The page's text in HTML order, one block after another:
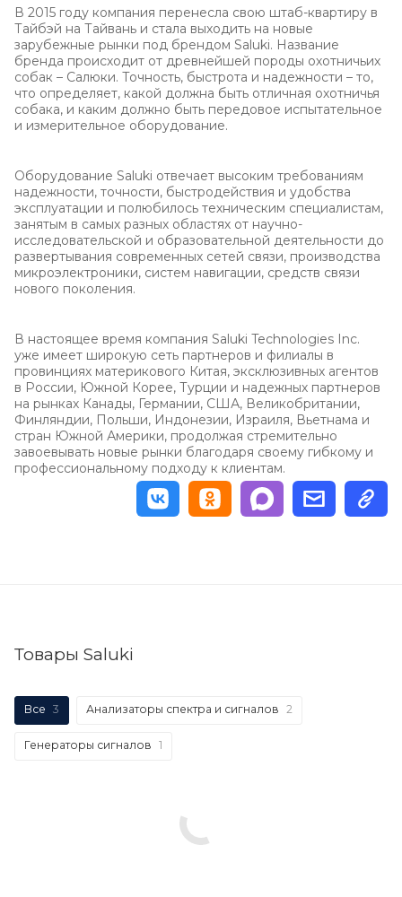
В 2015 году компания перенесла свою штаб-квартиру в
Тайбэй на Тайвань и стала выходить на новые
зарубежные рынки под брендом Saluki. Название
бренда происходит от древнейшей породы охотничьих
собак – Салюки. Точность, быстрота и надежности – то,
что определяет, какой должна быть отличная охотничья
собака, и каким должно быть передовое испытательное
и измерительное оборудование.
Оборудование Saluki отвечает высоким требованиям
надежности, точности, быстродействия и удобства
эксплуатации и полюбилось техническим специалистам,
занятым в самых разных областях от научно-
исследовательской и образовательной деятельности до
развертывания современных сетей связи, производства
микроэлектроники, систем навигации, средств связи
нового поколения.
В настоящее время компания Saluki Technologies Inc.
уже имеет широкую сеть партнеров и филиалы в
провинциях материкового Китая, эксклюзивных агентов
в России, Южной Корее, Турции и надежных партнеров
на рынках Канады, Германии, США, Великобритании,
Финляндии, Польши, Индонезии, Израиля, Вьетнама и
стран Южной Америки, продолжая стремительно
завоевывать новые рынки благодаря своему гибкому и
профессиональному подходу к клиентам.
Товары Saluki
Все 3 Анализаторы спектра и сигналов 2
Генераторы сигналов 1